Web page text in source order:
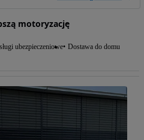
motoryzację
ubezpieczeniowe Dostawa do domu